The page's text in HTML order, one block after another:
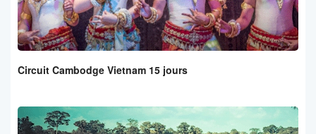
Circuit Cambodge Vietnam 15 jours